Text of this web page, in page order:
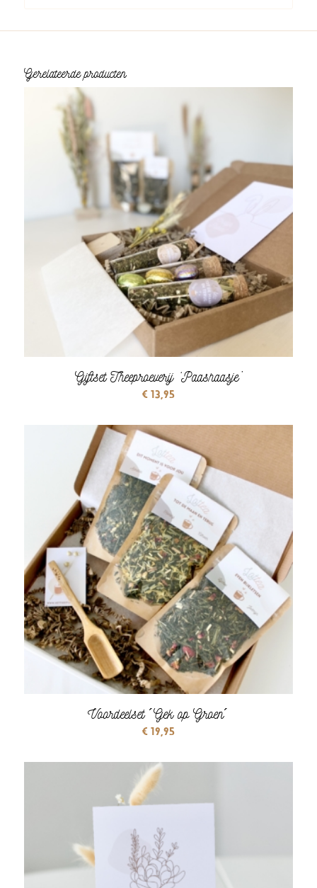
Gerelateerde producten
Giftset Theeproeverij ‘Paashaasje’
€13,95
Voordeelset ´Gek op Groen´
€19,95